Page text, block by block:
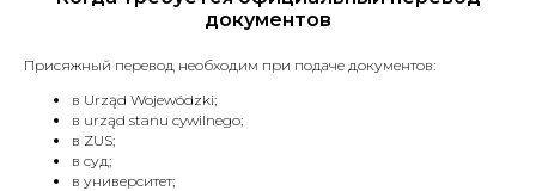
документов
Присяжный перевод необходим при подаче документов:
в Urząd Wojewódzki;
в urząd stanu cywilnego;
в ZUS;
в суд;
в университет;